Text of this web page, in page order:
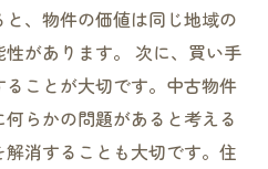
、物件の価値は同じ地域の
があります。 次に、買い手
ことが大切です。中古物件
らかの問題があると考える
消することも大切です。住